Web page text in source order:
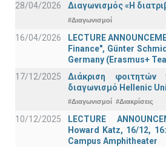
28/04/2026
Διαγωνισμός «Η
#Διαγωνισμοί
16/04/2026
LECTURE
Finance", Günter
Germany (Erasmus+
17/12/2025
Διάκριση
διαγωνισμό Hellenic
#Διαγωνισμοί #Διακρίσεις
10/12/2025
LECTURE
Howard Katz, 16/12,
Campus Amphitheater